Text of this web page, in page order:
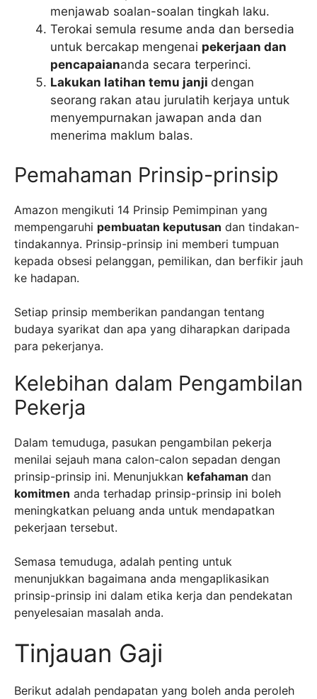
menjawab soalan-soalan tingkah laku.
Terokai semula resume anda dan bersedia
untuk bercakap mengenai pekerjaan dan
pencapaiananda secara terperinci.
Lakukan latihan temu janji dengan
seorang rakan atau jurulatih kerjaya untuk
menyempurnakan jawapan anda dan
menerima maklum balas.
Pemahaman Prinsip-prinsip
Amazon mengikuti 14 Prinsip Pemimpinan yang
mempengaruhi pembuatan keputusan dan tindakan-
tindakannya. Prinsip-prinsip ini memberi tumpuan
kepada obsesi pelanggan, pemilikan, dan berfikir jauh
ke hadapan.
Setiap prinsip memberikan pandangan tentang
budaya syarikat dan apa yang diharapkan daripada
para pekerjanya.
Kelebihan dalam Pengambilan
Pekerja
Dalam temuduga, pasukan pengambilan pekerja
menilai sejauh mana calon-calon sepadan dengan
prinsip-prinsip ini. Menunjukkan kefahaman dan
komitmen anda terhadap prinsip-prinsip ini boleh
meningkatkan peluang anda untuk mendapatkan
pekerjaan tersebut.
Semasa temuduga, adalah penting untuk
menunjukkan bagaimana anda mengaplikasikan
prinsip-prinsip ini dalam etika kerja dan pendekatan
penyelesaian masalah anda.
Tinjauan Gaji
Berikut adalah pendapatan yang boleh anda peroleh